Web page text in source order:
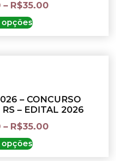
– R$35.00
opções
– CONCURSO
– EDITAL 2026
– R$35.00
opções